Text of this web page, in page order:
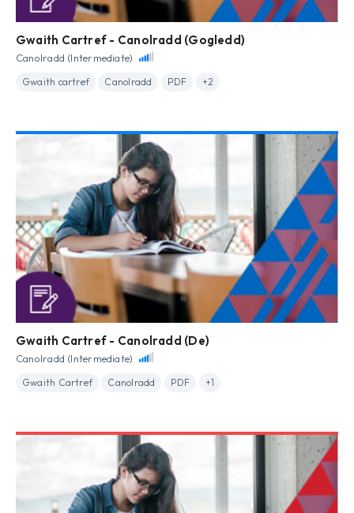
Gwaith Cartref - Canolradd (Gogledd)
Canolradd (Intermediate)
Gwaith cartref Canolradd PDF +2
Gwaith Cartref - Canolradd (De)
Canolradd (Intermediate)
Gwaith Cartref Canolradd PDF +1